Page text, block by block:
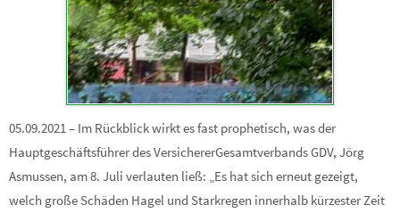
05.09.2021 – Im Rückblick wirkt es fast prophetisch, was der
Hauptgeschäftsführer des VersichererGesamtverbands GDV, Jörg
Asmussen, am 8. Juli verlauten ließ: „Es hat sich erneut gezeigt,
welch große Schäden Hagel und Starkregen innerhalb kürzester Zeit